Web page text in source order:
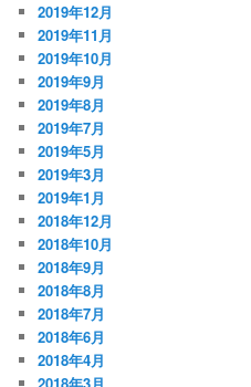
2019年12月
2019年11月
2019年10月
2019年9月
2019年8月
2019年7月
2019年5月
2019年3月
2019年1月
2018年12月
2018年10月
2018年9月
2018年8月
2018年7月
2018年6月
2018年4月